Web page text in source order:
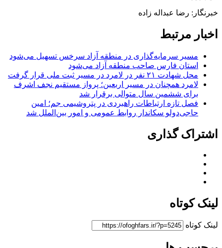
خبرنگار: رضا عبداله زاده
اخبار مرتبط
مسیر سرمایه‌گذاری در منطقه آزاد سرخس تسهیل می‌شود
استان فارس صاحب منطقه آزاد می‌شود
محل شهادت ۲۱ نفر در لامرد در مسیر ثبت ملی قرار گرفت
لامرد همچنان در مسیر اربعین؛ پرواز مستقیم نجف اشرف
برای ششمین سال متوالی برقرار شد
فصل تازه ارتباطات راهبردی در پتروشیمی جم؛ امین
حاجی‌دولو سکاندار روابط عمومی و امور بین‌الملل شد
اشتراک گذاری
لینک کوتاه
لینک کوتاه